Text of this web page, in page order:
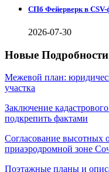
СПб Фейерверк в
2026-07-30
Новые Подробности
Межевой план:
участка
Заключение
подкрепить фактами
Согласование высотных
приаэродромной зоне
Поэтажные планы и